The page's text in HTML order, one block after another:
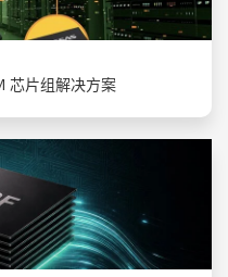
芯片组解决方案